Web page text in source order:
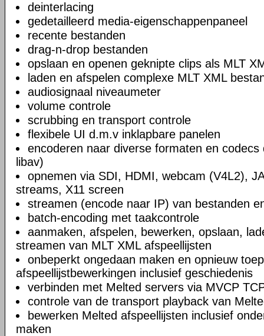
deinterlacing
gedetailleerd media-eigenschappenpaneel
recente bestanden
drag-n-drop bestanden
opslaan en openen geknipte clips als MLT
laden en afspelen complexe MLT XML
audiosignaal niveaumeter
volume controle
scrubbing en transport controle
flexibele UI d.m.v inklapbare panelen
encoderen naar diverse formaten en codecs
libav)
opnemen via SDI, HDMI, webcam (V4L2),
streams, X11 screen
streamen (encode naar IP) van bestanden
batch-encoding met taakcontrole
aanmaken, afspelen, bewerken, opslaan,
streamen van MLT XML afspeellijsten
onbeperkt ongedaan maken en opnieuw
afspeellijstbewerkingen inclusief geschiedenis
verbinden met Melted servers via MVCP
controle van de transport playback van
bewerken Melted afspeellijsten inclusief
maken